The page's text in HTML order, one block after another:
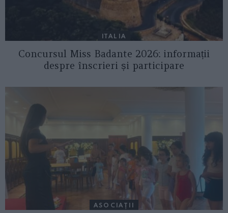
ITALIA
Concursul Miss Badante 2026: informații
despre înscrieri și participare
ASOCIAŢII